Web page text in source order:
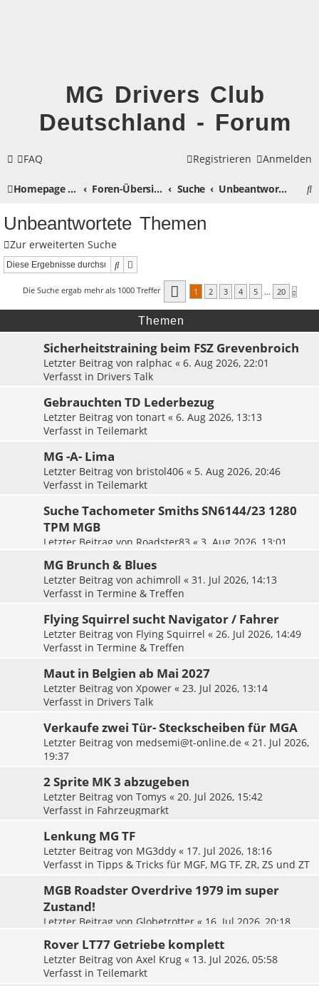
MG Drivers Club
Deutschland - Forum
FAQ Anmelden
Registrieren
Homepage MG Drivers Club Deutschland Foren-Übersicht Suche Unbeantwortete Themen
S
Unbeantwortete Themen
Zur erweiterten Suche
Suche
Die Suche ergab mehr als 1000 Treffer Seite1von20
1 2 3 4 5 … 20
Themen
Sicherheitstraining beim FSZ Grevenbroich
Letzter Beitrag von ralphac « 6. Aug 2026, 22:01
Verfasst in Drivers Talk
Gebrauchten TD Lederbezug
Letzter Beitrag von tonart « 6. Aug 2026, 13:13
Verfasst in Teilemarkt
MG -A- Lima
Letzter Beitrag von bristol406 « 5. Aug 2026, 20:46
Verfasst in Teilemarkt
Suche Tachometer Smiths SN6144/23 1280
TPM MGB
Letzter Beitrag von Roadster83 « 3. Aug 2026, 13:01
MG Brunch & Blues
Letzter Beitrag von achimroll « 31. Jul 2026, 14:13
Verfasst in Termine & Treffen
Flying Squirrel sucht Navigator / Fahrer
Letzter Beitrag von Flying Squirrel « 26. Jul 2026, 14:49
Verfasst in Termine & Treffen
Maut in Belgien ab Mai 2027
Letzter Beitrag von Xpower « 23. Jul 2026, 13:14
Verfasst in Drivers Talk
Verkaufe zwei Tür- Steckscheiben für MGA
Letzter Beitrag von medsemi@t-online.de « 21. Jul 2026,
19:37
2 Sprite MK 3 abzugeben
Letzter Beitrag von Tomys « 20. Jul 2026, 15:42
Verfasst in Fahrzeugmarkt
Lenkung MG TF
Letzter Beitrag von MG3ddy « 17. Jul 2026, 18:16
Verfasst in Tipps & Tricks für MGF, MG TF, ZR, ZS und ZT
MGB Roadster Overdrive 1979 im super
Zustand!
Letzter Beitrag von Globetrotter « 16. Jul 2026, 20:18
Rover LT77 Getriebe komplett
Letzter Beitrag von Axel Krug « 13. Jul 2026, 05:58
Verfasst in Teilemarkt